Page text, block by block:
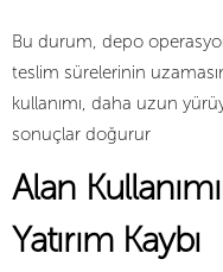
Bu durum, depo
teslim sürelerinin
kullanımı, daha uzun
sonuçlar doğurur
Alan
Yatırım Kaybı